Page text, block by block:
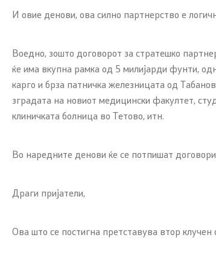
И овие денови, ова силно партнерство е
Воедно, зошто договорот за стратешко
ќе има вкупна рамка од 5 милијарди фунти,
карго и брза патничка железницата од
зградата на новиот медицински факултет,
клиничката болница во Тетово, итн.
Во наредните денови ќе се потпишат
Драги пријатели,
Ова што се постигна претставува втор